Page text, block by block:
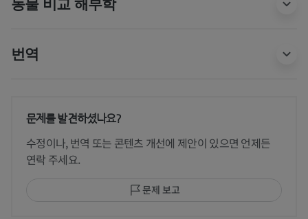
동물 비교 해부학
번역
문제를 발견하셨나요?
수정이나, 번역 또는 콘텐츠 개선에 제안이 있으면 언제든
연락 주세요.
문제 보고